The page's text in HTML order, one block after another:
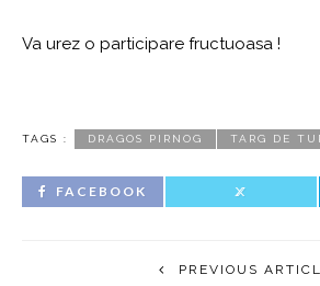
Va urez o participare fructuoasa !
TAGS : DRAGOS PIRNOG TARG DE
FACEBOOK
PREVIOUS